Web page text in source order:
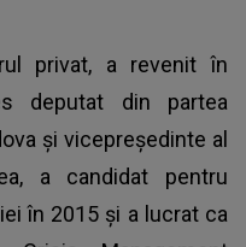
privat, a revenit în
deputat din partea
și vicepreședinte al
a candidat pentru
în 2015 și a lucrat ca